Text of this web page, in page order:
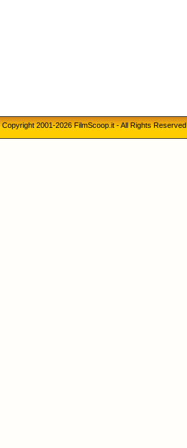
Copyright 2001-2026 FilmScoop.it - All Rights Reserved